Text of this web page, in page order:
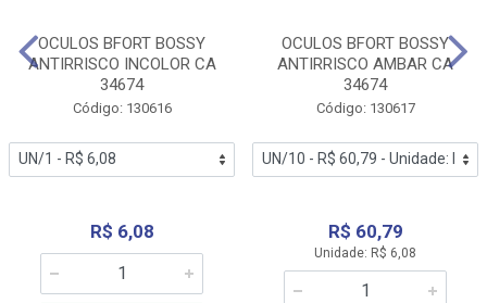
OCULOS BFORT BOSSY
ANTIRRISCO INCOLOR CA
34674
Código: 130616
R$ 6,08
OCULOS BFORT BOSSY
ANTIRRISCO AMBAR CA
34674
Código: 130617
R$ 60,79
Unidade: R$ 6,08